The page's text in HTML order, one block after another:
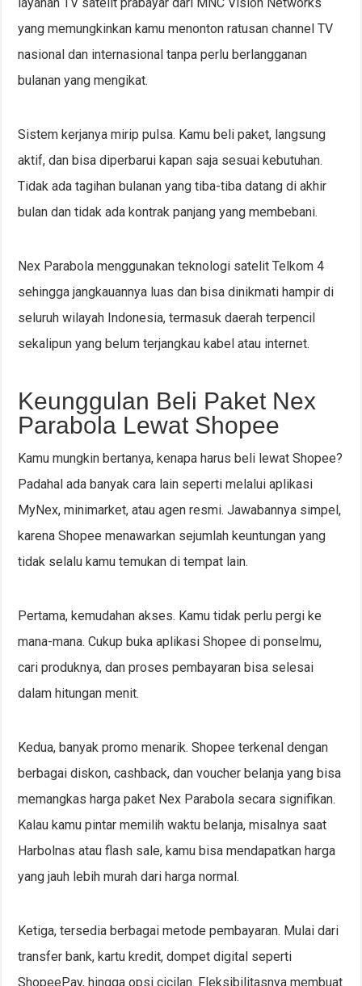
yang memungkinkan kamu menonton ratusan channel TV
nasional dan internasional tanpa perlu berlangganan
bulanan yang mengikat.
Sistem kerjanya mirip pulsa. Kamu beli paket, langsung
aktif, dan bisa diperbarui kapan saja sesuai kebutuhan.
Tidak ada tagihan bulanan yang tiba-tiba datang di akhir
bulan dan tidak ada kontrak panjang yang membebani.
Nex Parabola menggunakan teknologi satelit Telkom 4
sehingga jangkauannya luas dan bisa dinikmati hampir di
seluruh wilayah Indonesia, termasuk daerah terpencil
sekalipun yang belum terjangkau kabel atau internet.
Keunggulan Beli Paket Nex
Parabola Lewat Shopee
Kamu mungkin bertanya, kenapa harus beli lewat Shopee?
Padahal ada banyak cara lain seperti melalui aplikasi
MyNex, minimarket, atau agen resmi. Jawabannya simpel,
karena Shopee menawarkan sejumlah keuntungan yang
tidak selalu kamu temukan di tempat lain.
Pertama, kemudahan akses. Kamu tidak perlu pergi ke
mana-mana. Cukup buka aplikasi Shopee di ponselmu,
cari produknya, dan proses pembayaran bisa selesai
dalam hitungan menit.
Kedua, banyak promo menarik. Shopee terkenal dengan
berbagai diskon, cashback, dan voucher belanja yang bisa
memangkas harga paket Nex Parabola secara signifikan.
Kalau kamu pintar memilih waktu belanja, misalnya saat
Harbolnas atau flash sale, kamu bisa mendapatkan harga
yang jauh lebih murah dari harga normal.
Ketiga, tersedia berbagai metode pembayaran. Mulai dari
transfer bank, kartu kredit, dompet digital seperti
ShopeePay, hingga opsi cicilan. Fleksibilitasnya membuat